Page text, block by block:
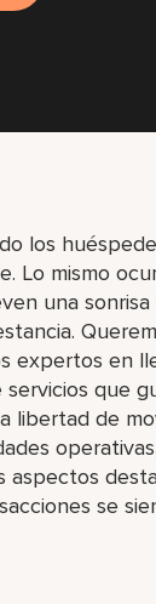
los
Lo mismo
una
expertos en
que
libertad de
se